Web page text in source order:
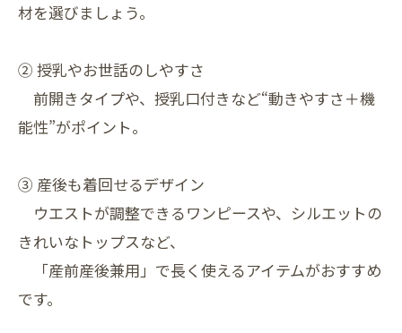
材を選びましょう。
② 授乳やお世話のしやすさ
前開きタイプや、授乳口付きなど“動きやすさ＋機
能性”がポイント。
③ 産後も着回せるデザイン
ウエストが調整できるワンピースや、シルエットの
きれいなトップスなど、
「産前産後兼用」で長く使えるアイテムがおすすめ
です。